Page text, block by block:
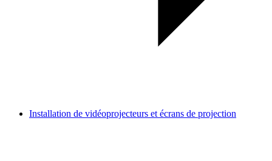
Installation de vidéoprojecteurs et écrans de projection